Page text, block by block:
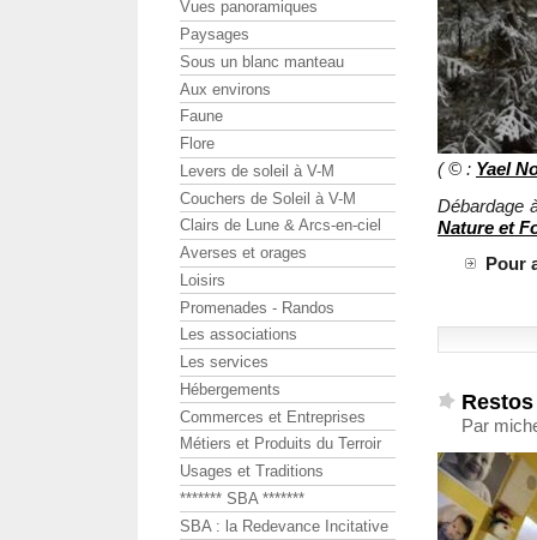
( © : Yael
Débardage
Nature et
Pour
Par
Vues panoramiques
Paysages
Sous un blanc manteau
Aux environs
Faune
Flore
Levers de soleil à V-M
Couchers de Soleil à V-M
Clairs de Lune & Arcs-en-ciel
Averses et orages
Loisirs
Promenades - Randos
Les associations
Les services
Hébergements
Commerces et Entreprises
Métiers et Produits du Terroir
Usages et Traditions
******* SBA *******
SBA : la Redevance Incitative